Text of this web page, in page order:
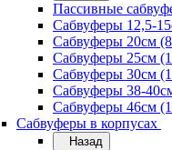
Пассивные
Сабвуферы 12,5-
Сабвуферы 20см
Сабвуферы 25см
Сабвуферы 30см
Сабвуферы 38-
Сабвуферы 46см
Сабвуферы в корпусах
Назад